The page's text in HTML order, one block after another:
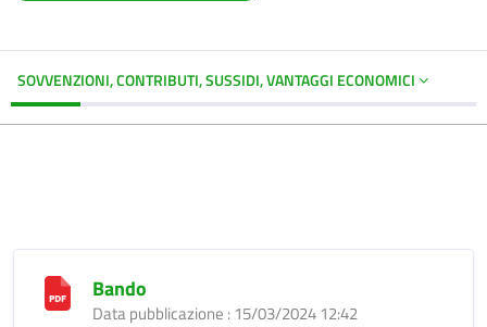
SOVVENZIONI, CONTRIBUTI, SUSSIDI, VANTAGGI ECONOMICI
Bando
Data pubblicazione : 15/03/2024 12:42